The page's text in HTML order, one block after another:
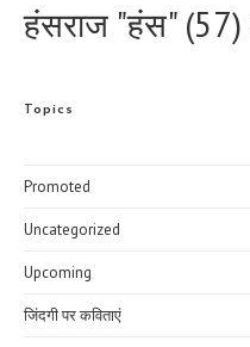
हंसराज "हंस" (57)
Topics
Promoted
Uncategorized
Upcoming
जिंदगी पर कविताएं